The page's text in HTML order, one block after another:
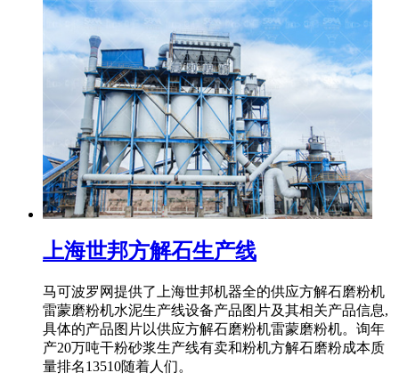
上海世邦方解石生产线
马可波罗网提供了上海世邦机器全的供应方解石磨粉机
雷蒙磨粉机水泥生产线设备产品图片及其相关产品信息,
具体的产品图片以供应方解石磨粉机雷蒙磨粉机。询年
产20万吨干粉砂浆生产线有卖和粉机方解石磨粉成本质
量排名13510随着人们。